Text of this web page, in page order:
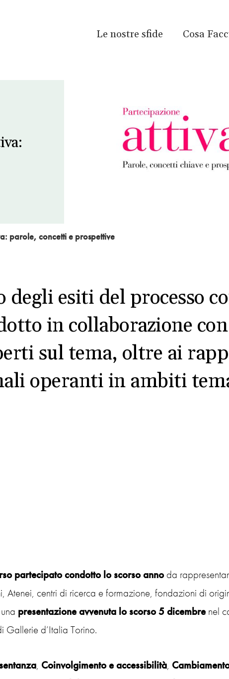
Le nostre sfide Cosa
parole, concetti e prospettive
esiti del processo
in collaborazione con
sul tema, oltre ai
operanti in ambiti
partecipato condotto lo scorso annoda
Atenei, centri di ricerca e formazione, fondazioni di
presentazione avvenuta lo scorso 5 dicembrenel
d’Italia Torino.
, Coinvolgimento e accessibilità,